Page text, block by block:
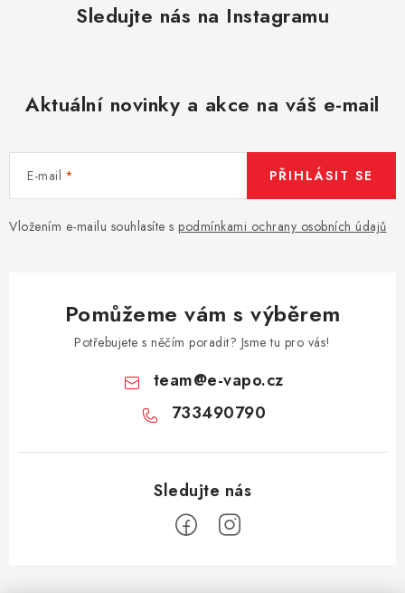
Sledujte nás na Instagramu
Aktuální novinky a akce na váš e-mail
E-mail
Vložením e-mailu souhlasíte s podmínkami ochrany osobních údajů
PŘIHLÁSIT SE
Pomůžeme vám s výběrem
Potřebujete s něčím poradit? Jsme tu pro vás!
team@e-vapo.cz
733490790